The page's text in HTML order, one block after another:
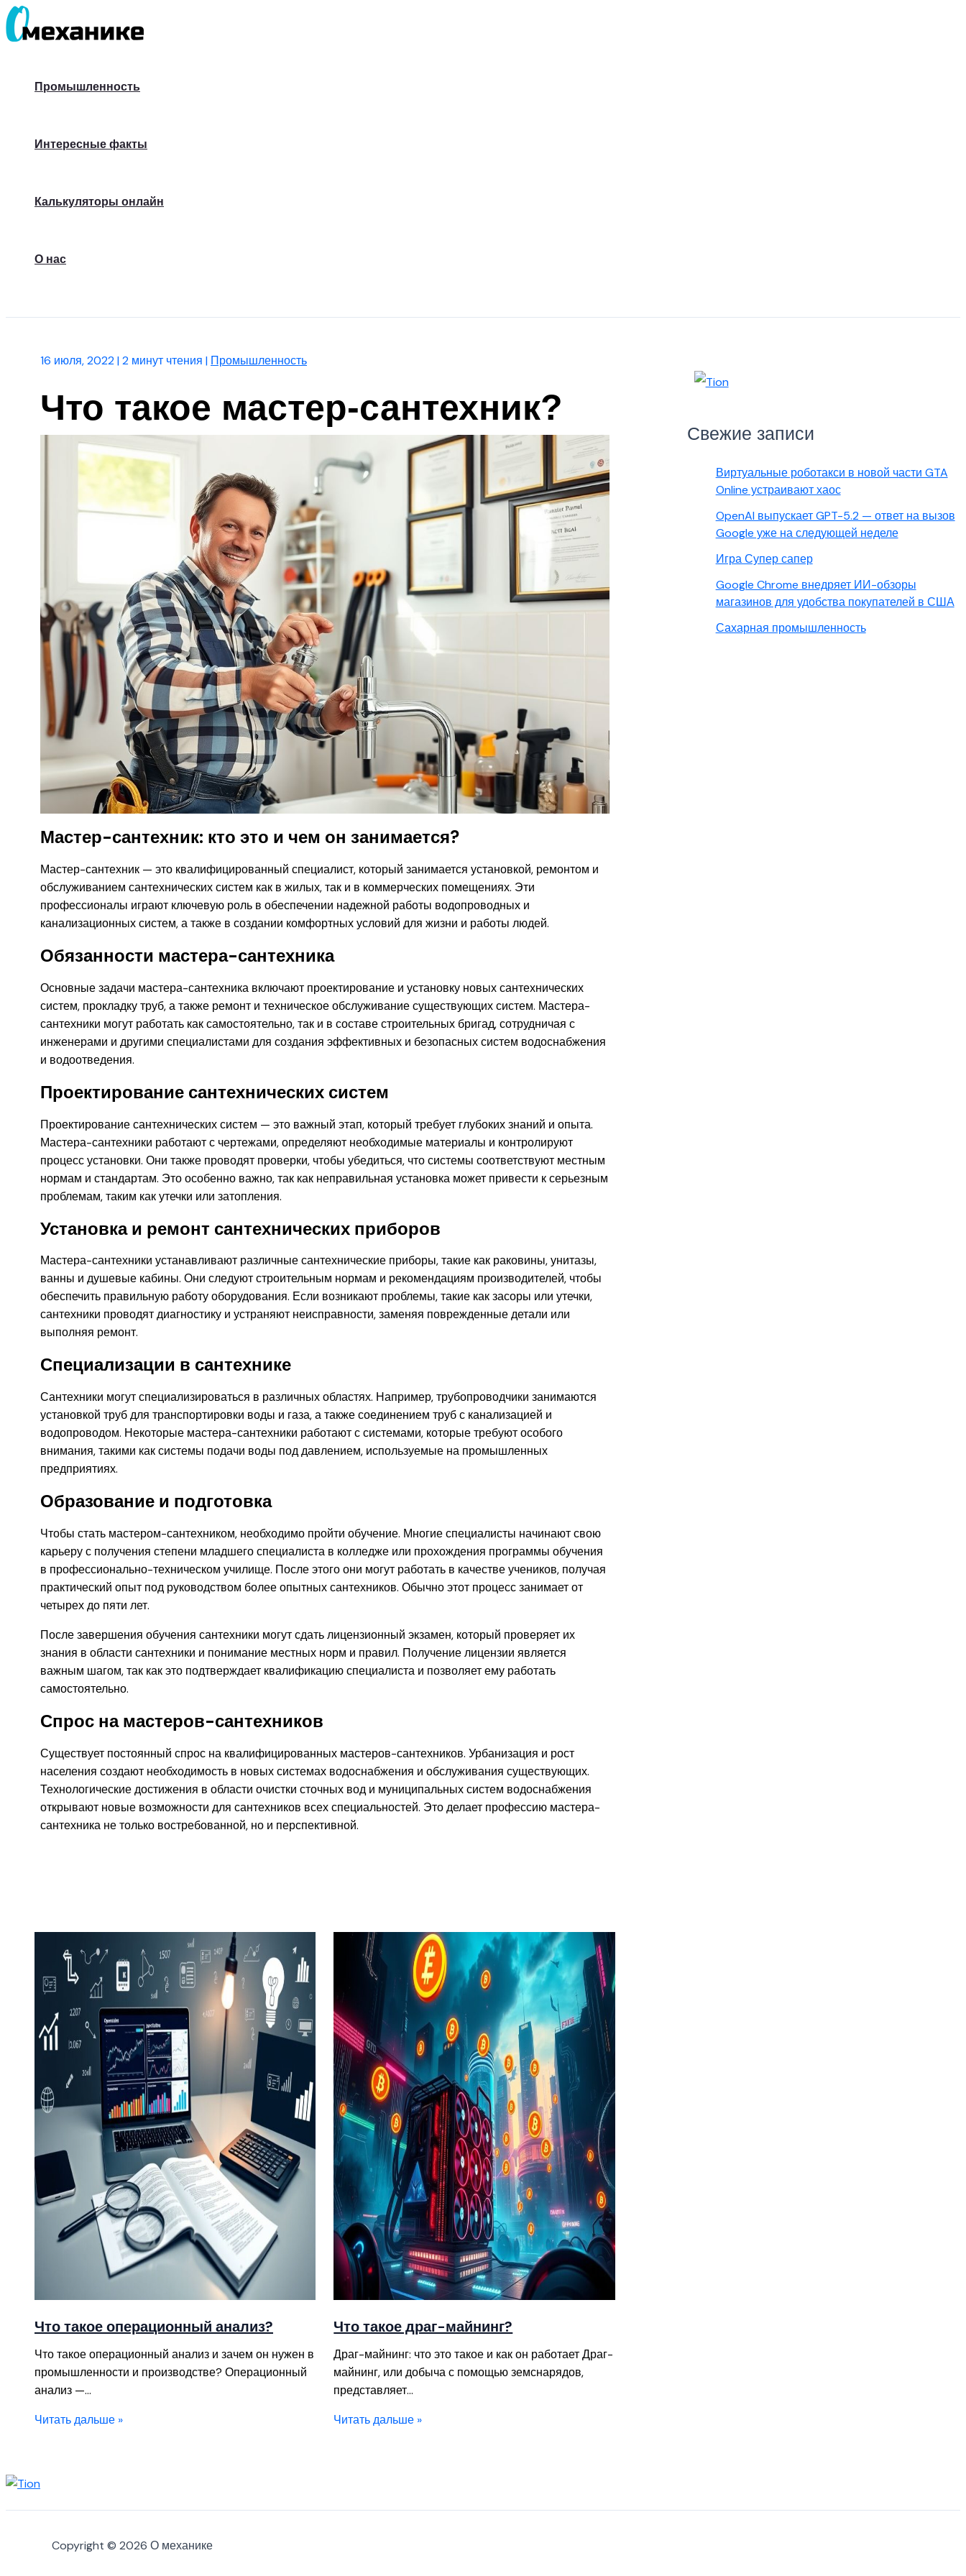
Перейти
к
Промышленность
Интересные факты
Калькуляторы онлайн
О нас
16 июля, 2022|2 минут чтения | Промышленность
Что такое мастер-сантехник?
Мастер-сантехник: кто это и чем он занимается?
Мастер-сантехник — это квалифицированный специалист, который занимается установкой, ремонтом и
обслуживанием сантехнических систем как в жилых, так и в коммерческих помещениях. Эти
профессионалы играют ключевую роль в обеспечении надежной работы водопроводных и
канализационных систем, а также в создании комфортных условий для жизни и работы людей.
Обязанности мастера-сантехника
Основные задачи мастера-сантехника включают проектирование и установку новых сантехнических
систем, прокладку труб, а также ремонт и техническое обслуживание существующих систем. Мастера-
сантехники могут работать как самостоятельно, так и в составе строительных бригад, сотрудничая с
инженерами и другими специалистами для создания эффективных и безопасных систем водоснабжения
и водоотведения.
Проектирование сантехнических систем
Проектирование сантехнических систем — это важный этап, который требует глубоких знаний и опыта.
Мастера-сантехники работают с чертежами, определяют необходимые материалы и контролируют
процесс установки. Они также проводят проверки, чтобы убедиться, что системы соответствуют местным
нормам и стандартам. Это особенно важно, так как неправильная установка может привести к серьезным
проблемам, таким как утечки или затопления.
Установка и ремонт сантехнических приборов
Мастера-сантехники устанавливают различные сантехнические приборы, такие как раковины, унитазы,
ванны и душевые кабины. Они следуют строительным нормам и рекомендациям производителей, чтобы
обеспечить правильную работу оборудования. Если возникают проблемы, такие как засоры или утечки,
сантехники проводят диагностику и устраняют неисправности, заменяя поврежденные детали или
выполняя ремонт.
Специализации в сантехнике
Сантехники могут специализироваться в различных областях. Например, трубопроводчики занимаются
установкой труб для транспортировки воды и газа, а также соединением труб с канализацией и
водопроводом. Некоторые мастера-сантехники работают с системами, которые требуют особого
внимания, такими как системы подачи воды под давлением, используемые на промышленных
предприятиях.
Образование и подготовка
Чтобы стать мастером-сантехником, необходимо пройти обучение. Многие специалисты начинают свою
карьеру с получения степени младшего специалиста в колледже или прохождения программы обучения
в профессионально-техническом училище. После этого они могут работать в качестве учеников, получая
практический опыт под руководством более опытных сантехников. Обычно этот процесс занимает от
четырех до пяти лет.
После завершения обучения сантехники могут сдать лицензионный экзамен, который проверяет их
знания в области сантехники и понимание местных норм и правил. Получение лицензии является
важным шагом, так как это подтверждает квалификацию специалиста и позволяет ему работать
самостоятельно.
Спрос на мастеров-сантехников
Существует постоянный спрос на квалифицированных мастеров-сантехников. Урбанизация и рост
населения создают необходимость в новых системах водоснабжения и обслуживания существующих.
Технологические достижения в области очистки сточных вод и муниципальных систем водоснабжения
открывают новые возможности для сантехников всех специальностей. Это делает профессию мастера-
сантехника не только востребованной, но и перспективной.
Что такое операционный анализ?
Что такое операционный анализ и зачем он нужен в
промышленности и производстве? Операционный
анализ —…
Читать дальше »
Что такое драг-майнинг?
Драг-майнинг: что это такое и как он работает Драг-
майнинг, или добыча с помощью земснарядов,
представляет…
Читать дальше »
Свежие записи
Виртуальные роботакси в новой части GTA
Online устраивают хаос
OpenAI выпускает GPT-5.2 — ответ на вызов
Google уже на следующей неделе
Игра Супер сапер
Google Chrome внедряет ИИ-обзоры
магазинов для удобства покупателей в США
Сахарная промышленность
Copyright © 2026 О механике